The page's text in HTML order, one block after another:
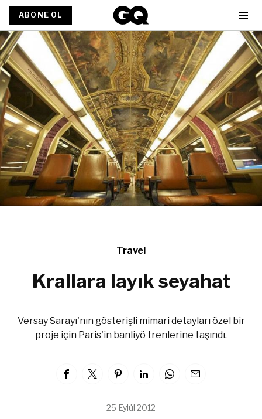
ABONE OL
Travel
Krallara layık seyahat
Versay Sarayı'nın gösterişli mimari detayları özel bir
proje için Paris'in banliyö trenlerine taşındı.
25 Eylül 2012